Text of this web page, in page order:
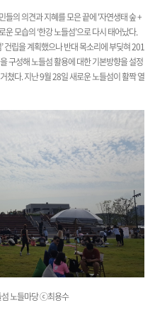
들의 의견과 지혜를 모은 끝에 '자연생태 숲 +
모습의 ‘한강 노들섬’으로 다시 태어났다.
건립을 계획했으나 반대 목소리에 부딪혀 201
구성해 노들섬 활용에 대한 기본방향을 설정
쳤다. 지난 9월 28일 새로운 노들섬이 활짝 열
노들마당ⓒ최용수